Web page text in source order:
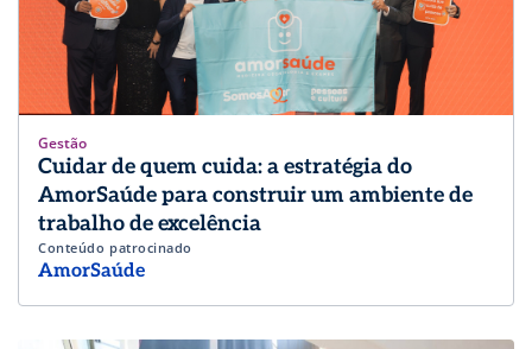
Gestão
Cuidar de quem cuida: a estratégia do
AmorSaúde para construir um ambiente de
trabalho de excelência
Conteúdo patrocinado
AmorSaúde